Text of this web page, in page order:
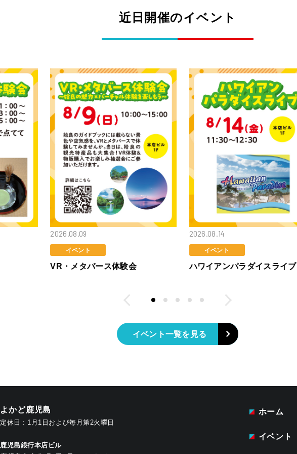
近日開催のイベント
2026.08.09
イベント
VR・メタバース体験会
2026.08.14
イベント
ハワイアンパラダイスライブ
イベント一覧を見る
よかど鹿児島
定休日 : 1月1日および毎月第2火曜日
鹿児島銀行本店ビル
ホーム
イベント